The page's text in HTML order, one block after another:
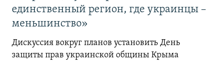
единственный регион, где украинцы –
меньшинство»
Дискуссия вокруг планов установить День
защиты прав украинской общины Крыма